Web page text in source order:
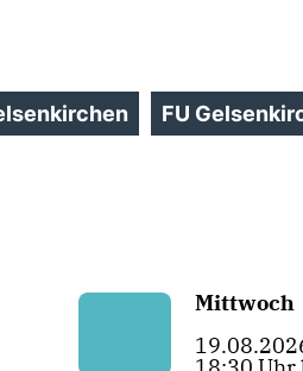
FU
Mittwoch